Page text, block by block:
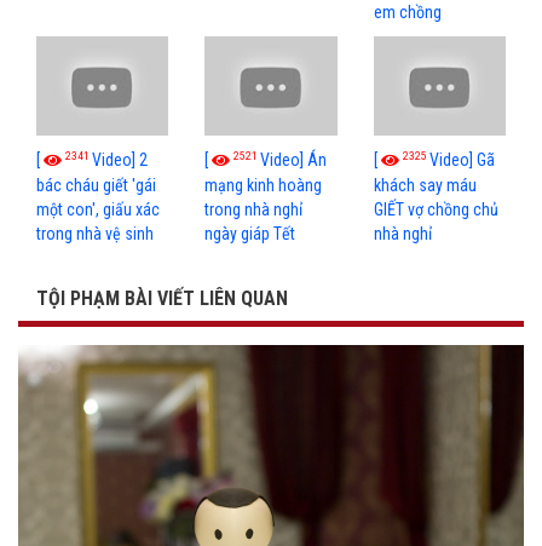
em chồng
[ 2341 Video] 2
bác cháu giết 'gái
một con', giấu xác
trong nhà vệ sinh
[ 2521Video] Án
mạng kinh hoàng
trong nhà nghỉ
ngày giáp Tết
[ 2325 Video] Gã
khách say máu
GIẾT vợ chồng chủ
nhà nghỉ
TỘI PHẠM BÀI VIẾT LIÊN QUAN